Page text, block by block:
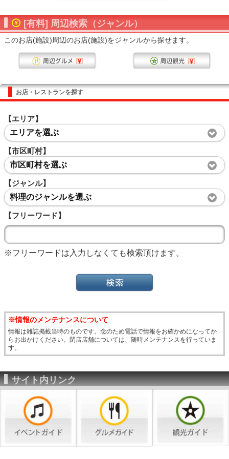
[有料] 周辺検索（ジャンル）
このお店(施設)周辺のお店(施設)をジャンルから探せます。
お店・レストランを探す
【エリア】
エリアを選ぶ
【市区町村】
市区町村を選ぶ
【ジャンル】
料理のジャンルを選ぶ
【フリーワード】
※フリーワードは入力しなくても検索頂けます。
※情報のメンテナンスについて
情報は雑誌掲載当時のものです。念のため電話で情報をお確かめになってか
らお出かけください。閉店店舗については、随時メンテナンスを行っていま
す。
サイト内リンク